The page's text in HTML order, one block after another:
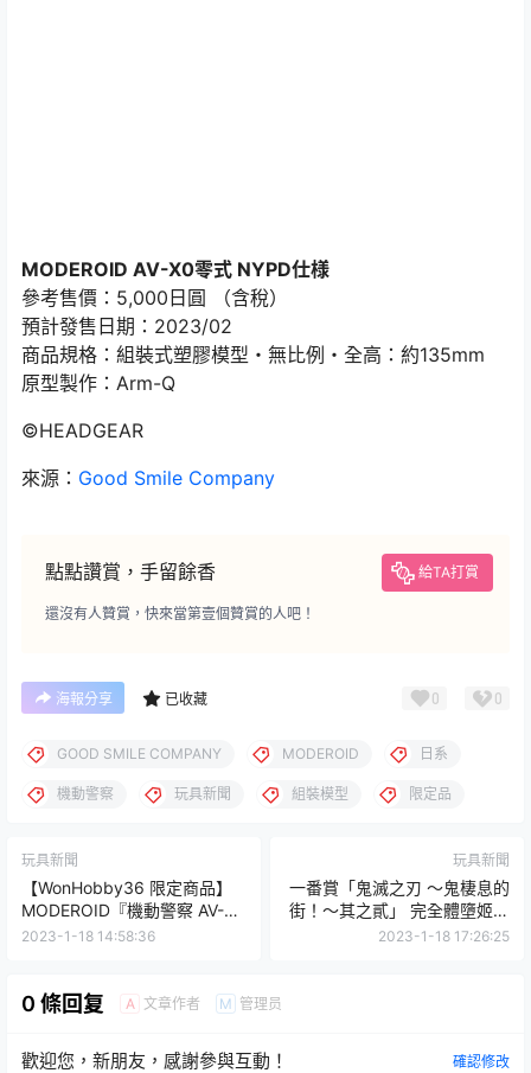
MODEROID AV-X0零式 NYPD仕様
參考售價：5,000日圓 （含稅）
預計發售日期：2023/02
商品規格：組裝式塑膠模型・無比例・全高：約135mm
原型製作：Arm-Q
©HEADGEAR
來源： Good Smile Company
點點讚賞，手留餘香 給TA打賞
還沒有人贊賞，快來當第壹個贊賞的人吧！
海報分享 已收藏 0 0
GOOD SMILE COMPANY MODEROID 日系
機動警察 玩具新聞 組裝模型 限定品
玩具新聞
【WonHobby36 限定商品】
MODEROID『機動警察 AV-98
英格蘭姆 USA Ver.』CLAT 的
2023-1-18 14:58:36
玩具新聞
一番賞「鬼滅之刃 ～鬼棲息的
街！～其之貳」 完全體墮姬、
女裝善逸 2月開抽！
2023-1-18 17:26:25
0 條回复 A 文章作者 M 管理员
歡迎您，新朋友，感謝參與互動！ 確認修改